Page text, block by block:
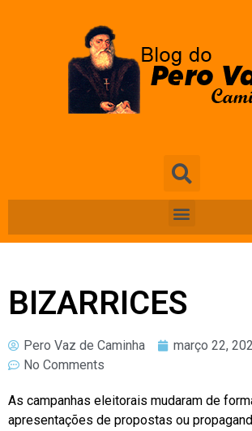
BIZARRICES
Pero Vaz de Caminha março 22,
No Comments
As campanhas eleitorais mudaram de
apresentações de propostas ou